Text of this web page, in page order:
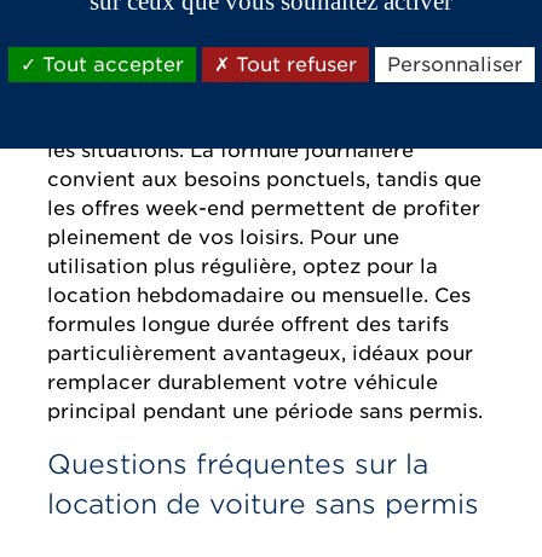
Quelles sont les conditions de
location ?
les situations. La formule journalière
convient aux besoins ponctuels, tandis que
les offres week-end permettent de profiter
pleinement de vos loisirs. Pour une
utilisation plus régulière, optez pour la
location hebdomadaire ou mensuelle. Ces
formules longue durée offrent des tarifs
particulièrement avantageux, idéaux pour
remplacer durablement votre véhicule
principal pendant une période sans permis.
Questions fréquentes sur la
location de voiture sans permis
Tout accepter Tout refuser Personnaliser